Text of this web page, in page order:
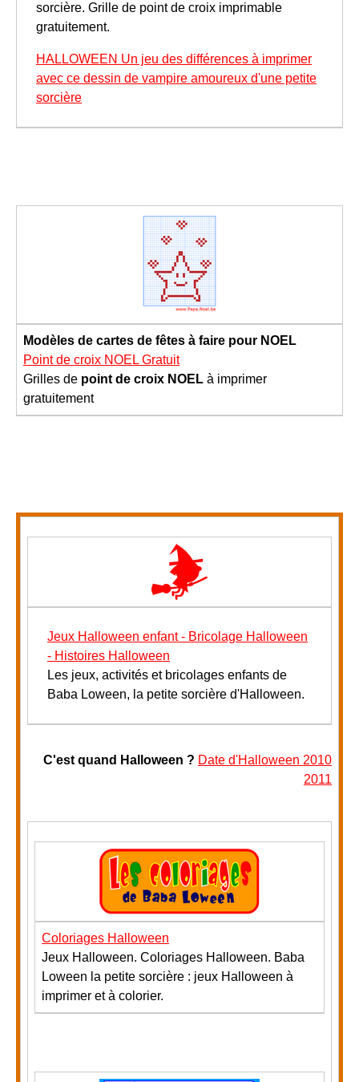
sorcière. Grille de point de croix imprimable
gratuitement.
HALLOWEEN Un jeu des différences à imprimer
avec ce dessin de vampire amoureux d'une petite
sorcière
Modèles de cartes de fêtes à faire pour NOEL
Point de croix NOEL Gratuit
Grilles de point de croix NOEL à imprimer
gratuitement
Jeux Halloween enfant - Bricolage Halloween
- Histoires Halloween
Les jeux, activités et bricolages enfants de
Baba Loween, la petite sorcière d'Halloween.
C'est quand Halloween ? Date d'Halloween 2010
2011
Coloriages Halloween
Jeux Halloween. Coloriages Halloween. Baba
Loween la petite sorcière : jeux Halloween à
imprimer et à colorier.